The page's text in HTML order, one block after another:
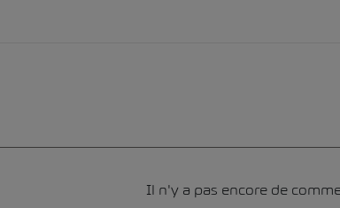
Il n'y a pas encore de